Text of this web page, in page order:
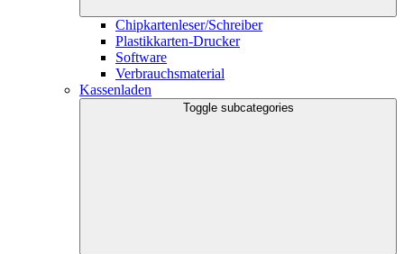
Chipkartenleser/Schreiber
Plastikkarten-Drucker
Software
Verbrauchsmaterial
Kassenladen
Toggle subcategories